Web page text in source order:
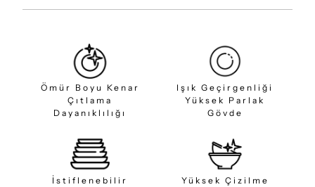
Ömür Boyu Kenar
Çıtlama
Dayanıklılığı
Işık Geçirgenliği
Yüksek Parlak
Gövde
İstiflenebilir
Yüksek Çizilme